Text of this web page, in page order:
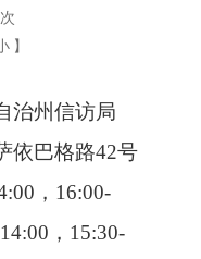
】
治州信访局
依巴格路42号
， 16:00-
， 15:30-